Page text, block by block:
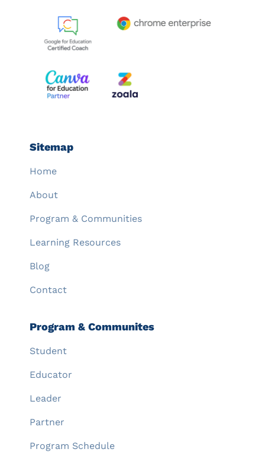
Sitemap
Home
About
Program & Communities
Learning Resources
Blog
Contact
Program & Communites
Student
Educator
Leader
Partner
Program Schedule